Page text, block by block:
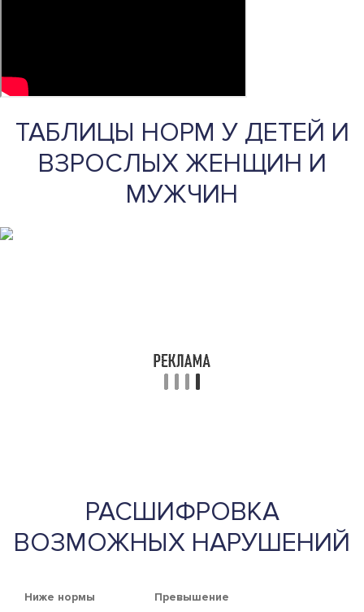
ТАБЛИЦЫ НОРМ У ДЕТЕЙ И
ВЗРОСЛЫХ ЖЕНЩИН И
МУЖЧИН
РАСШИФРОВКА
ВОЗМОЖНЫХ НАРУШЕНИЙ
Ниже нормы Превышение